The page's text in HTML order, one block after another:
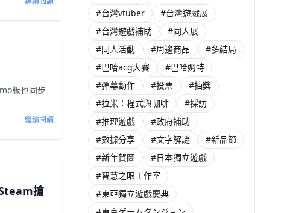
版也同步
繼續閱讀
搶
#台灣vtuber
#台灣遊戲展
#台灣遊戲補助
#同人展
#同人活動
#周邊商品
#多結局
#巴哈acg大賽
#巴哈姆特
#彈幕動作
#投票
#抽獎
#拉米：程式與咖啡
#採訪
#推理遊戲
#政府補助
#數據分享
#文字解謎
#新品節
#新年賀圖
#日本獨立遊戲
#智慧之眼工作室
#東亞獨立遊戲慶典